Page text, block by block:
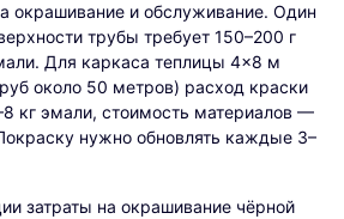
окрашивание и обслуживание. Один
трубы требует 150–200 г
Для каркаса теплицы 4×8 м
около 50 метров) расход краски
кг эмали, стоимость материалов —
нужно обновлять каждые 3–
затраты на окрашивание чёрной